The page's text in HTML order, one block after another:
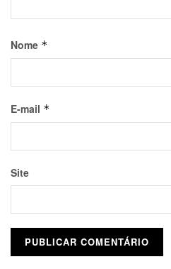
Nome *
E-mail *
Site